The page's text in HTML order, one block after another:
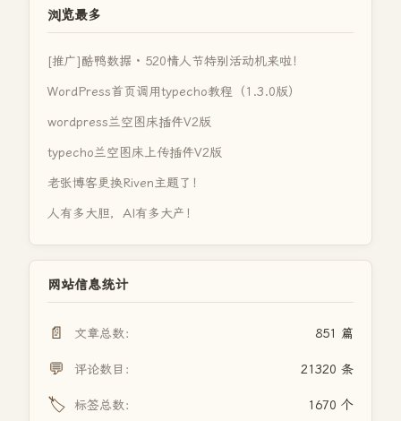
浏览最多
[推广]酷鸭数据 · 520情人节特别活动机来啦！
WordPress首页调用typecho教程（1.3.0版）
wordpress兰空图床插件V2版
typecho兰空图床上传插件V2版
老张博客更换Riven主题了！
人有多大胆，AI有多大产！
网站信息统计
📄 文章总数： 851 篇
💬 评论数目： 21320 条
🏷️ 标签总数： 1670 个